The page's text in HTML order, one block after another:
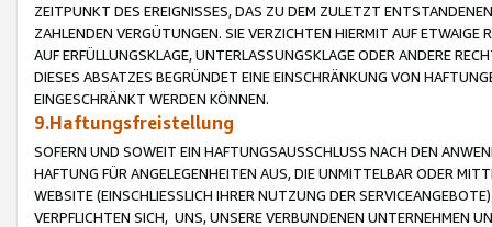
ZEITPUNKT DES EREIGNISSES, DAS ZU DEM ZULETZT
ZAHLENDEN VERGÜTUNGEN. SIE VERZICHTEN HIERMIT AUF
AUF ERFÜLLUNGSKLAGE, UNTERLASSUNGSKLAGE ODER ANDERE
DIESES ABSATZES BEGRÜNDET EINE EINSCHRÄNKUNG VON
EINGESCHRÄNKT WERDEN KÖNNEN.
9.Haftungsfreistellung
SOFERN UND SOWEIT EIN HAFTUNGSAUSSCHLUSS NACH DEN
HAFTUNG FÜR ANGELEGENHEITEN AUS, DIE UNMITTELBAR ODER
WEBSITE (EINSCHLIESSLICH IHRER NUTZUNG DER
VERPFLICHTEN SICH, UNS, UNSERE VERBUNDENEN UNTERNEHMEN